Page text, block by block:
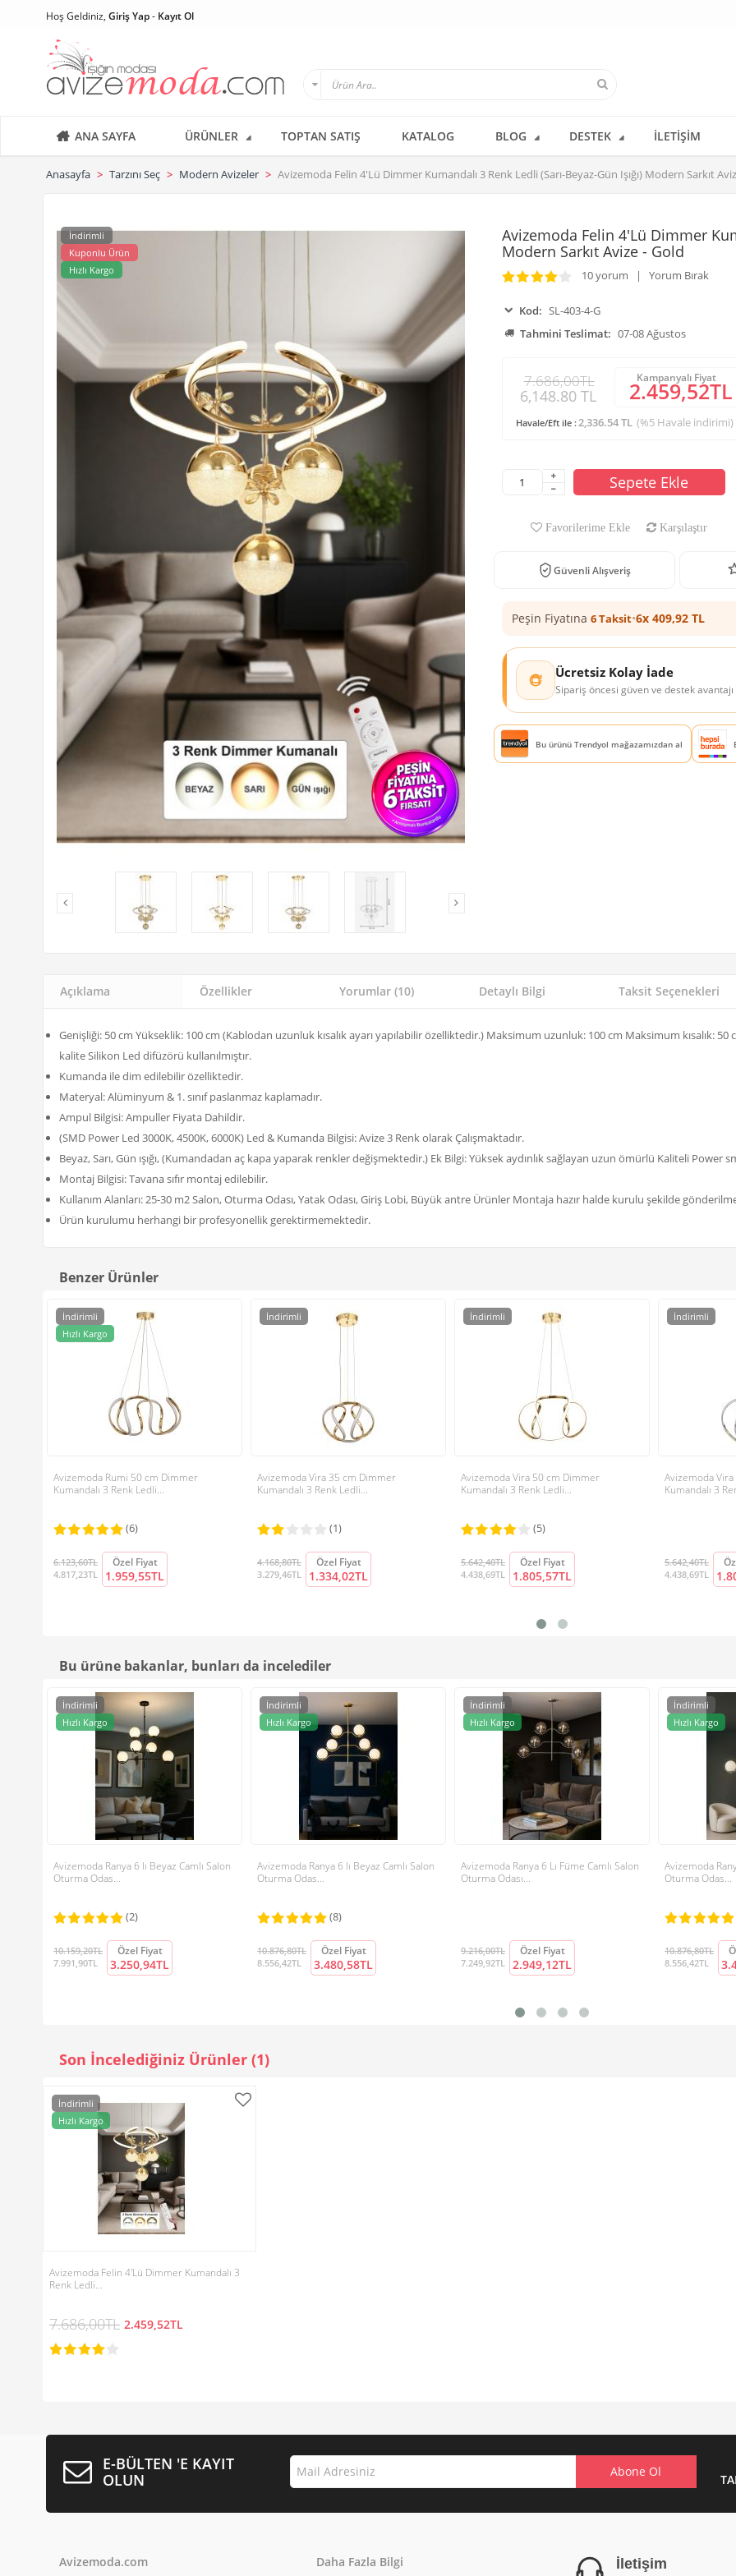
Hoş Geldiniz, Giriş Yap- Kayıt Ol
ANA SAYFA ÜRÜNLER TOPTAN SATIŞ KATALOG BLOG DESTEK İLETIŞIM
Anasayfa Tarzını Seç Modern Avizeler Avizemoda Felin 4'Lü Dimmer Kumandalı 3 Renk Ledli (Sarı-Beyaz-Gün Işığı) Modern Sarkıt
İndirimli
Kuponlu Ürün
Hızlı Kargo
Avizemoda Felin 4'Lü Dimmer
Modern Sarkıt Avize - Gold
10 yorum | Yorum Bırak
Kod: SL-403-4-G
Tahmini Teslimat: 07-08 Ağustos
7.686,00TL
6,148.80 TL
Kampanyalı Fiyat
2.459,52TL
Havale/Eft ile :2,336.54 TL (%5 Havale indirimi)
Sepete Ekle
Favorilerime Ekle Karşılaştır
Güvenli Alışveriş
Peşin Fiyatına 6 Taksit•6x 409,92 TL
Ücretsiz Kolay İade
Sipariş öncesi güven ve destek avantajı
Bu ürünü Trendyol mağazamızdan al
Açıklama Özellikler Yorumlar (10) Detaylı Bilgi Taksit Seçenekleri
Genişliği: 50 cm Yükseklik: 100 cm (Kablodan uzunluk kısalık ayarı yapılabilir özelliktedir.) Maksimum uzunluk: 100 cm Maksimum kısalık: 50
kalite Silikon Led difüzörü kullanılmıştır.
Kumanda ile dim edilebilir özelliktedir.
Materyal: Alüminyum & 1. sınıf paslanmaz kaplamadır.
Ampul Bilgisi: Ampuller Fiyata Dahildir.
(SMD Power Led 3000K, 4500K, 6000K) Led & Kumanda Bilgisi: Avize 3 Renk olarak Çalışmaktadır.
Beyaz, Sarı, Gün ışığı, (Kumandadan aç kapa yaparak renkler değişmektedir.) Ek Bilgi: Yüksek aydınlık sağlayan uzun ömürlü Kaliteli Power
Montaj Bilgisi: Tavana sıfır montaj edilebilir.
Kullanım Alanları: 25-30 m2 Salon, Oturma Odası, Yatak Odası, Giriş Lobi, Büyük antre Ürünler Montaja hazır halde kurulu şekilde
Ürün kurulumu herhangi bir profesyonellik gerektirmemektedir.
Benzer Ürünler
İndirimli
Hızlı Kargo
Avizemoda Rumi 50 cm Dimmer
Kumandalı 3 Renk Ledli...
(6)
6.123,60TL
4.817,23TL
Özel Fiyat
1.959,55TL
İndirimli
Avizemoda Vira 35 cm Dimmer
Kumandalı 3 Renk Ledli...
(1)
4.168,80TL
3.279,46TL
Özel Fiyat
1.334,02TL
İndirimli
Avizemoda Vira 50 cm Dimmer
Kumandalı 3 Renk Ledli...
(5)
5.642,40TL
4.438,69TL
Özel Fiyat
1.805,57TL
İndirimli
Avizemoda
Kumandalı 3
5.642,40TL
4.438,69TL
Bu ürüne bakanlar, bunları da incelediler
İndirimli
Hızlı Kargo
Avizemoda Ranya 6 lı Beyaz Camlı Salon
Oturma Odas...
(2)
10.159,20TL
7.991,90TL
Özel Fiyat
3.250,94TL
İndirimli
Hızlı Kargo
Avizemoda Ranya 6 lı Beyaz Camlı Salon
Oturma Odas...
(8)
10.876,80TL
8.556,42TL
Özel Fiyat
3.480,58TL
İndirimli
Hızlı Kargo
Avizemoda Ranya 6 Lı Füme Camlı Salon
Oturma Odası...
9.216,00TL
7.249,92TL
Özel Fiyat
2.949,12TL
İndirimli
Hızlı Kargo
Avizemoda
Oturma Odas...
10.876,80TL
8.556,42TL
Son İncelediğiniz Ürünler (1)
İndirimli
Hızlı Kargo
Avizemoda Felin 4'Lü Dimmer Kumandalı 3
Renk Ledli…
7.686,00TL 2.459,52TL
E-BÜLTEN 'E KAYIT
OLUN
Avizemoda.com Daha Fazla Bilgi İletişim